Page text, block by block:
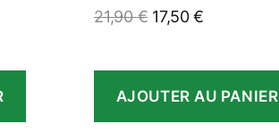
21,90€ Le
était :
17,50€
est :
AJOUTER AU PANIER